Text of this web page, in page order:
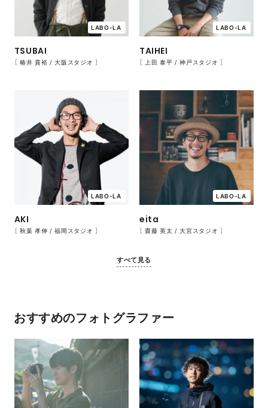
TSUBAI
［ 椿井 貴裕 / 大阪スタジオ ］
LABO-LA
TAIHEI
［ 上田 泰平 / 神戸スタジオ ］
LABO-LA
AKI
［ 秋葉 孝伸 / 福岡スタジオ ］
LABO-LA
eita
［ 齋藤 英太 / 大宮スタジオ ］
LABO-LA
すべて見る
おすすめのフォトグラファー